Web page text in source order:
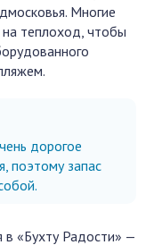
Многие
на теплоход, чтобы
дорогое
поэтому запас
в «Бухту Радости» —